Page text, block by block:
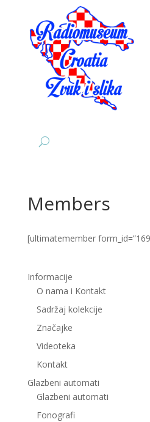
Members
[ultimatemember
Informacije
O nama i Kontakt
Sadržaj kolekcije
Značajke
Videoteka
Kontakt
Glazbeni automati
Glazbeni automati
Fonografi